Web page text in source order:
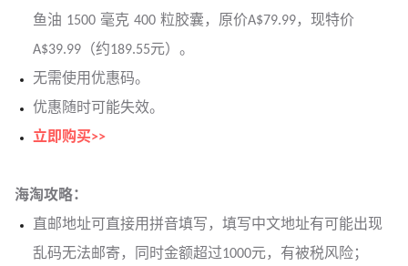
鱼油 1500 毫克 400 粒胶囊，原价A$79.99，现特价
A$39.99（约189.55元）。
无需使用优惠码。
优惠随时可能失效。
立即购买>>
海淘攻略：
直邮地址可直接用拼音填写，填写中文地址有可能出现
乱码无法邮寄，同时金额超过1000元，有被税风险；